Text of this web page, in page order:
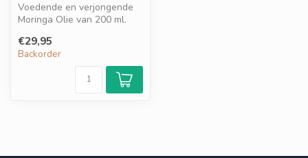
Voedende en verjongende
Moringa Olie van 200 ml.
vermind...
€29,95
Backorder